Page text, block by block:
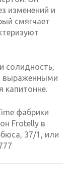
изменений и
смягчает
солидность,
выраженными
капитонне.
фабрики
Frotelly в
37/1, или